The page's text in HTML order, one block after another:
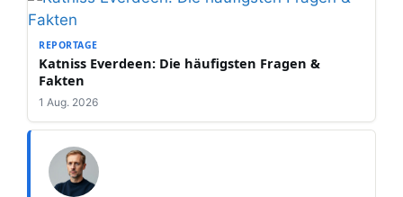
REPORTAGE
Katniss Everdeen: Die häufigsten Fragen &
Fakten
1 Aug. 2026